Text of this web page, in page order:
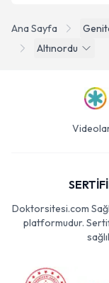
Ana Sayfa
Altınordu
Doktorsitesi.com
platformudur.